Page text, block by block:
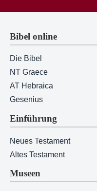
Bibel online
Die Bibel
NT Graece
AT Hebraica
Gesenius
Einführung
Neues Testament
Altes Testament
Museen